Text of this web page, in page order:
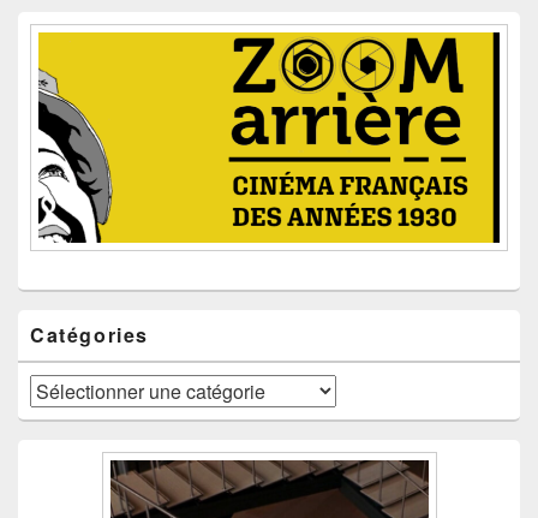
Catégories
Catégories